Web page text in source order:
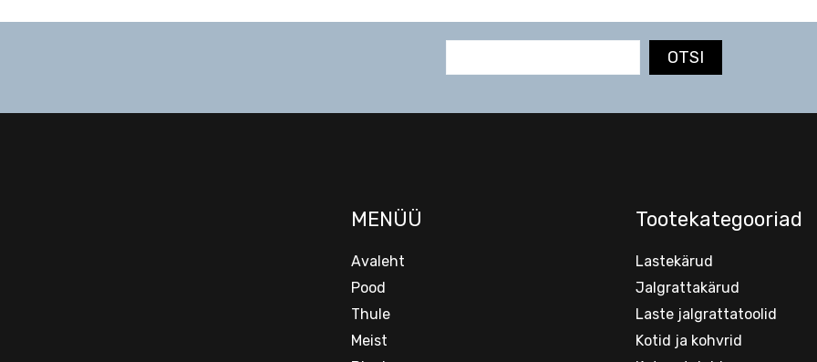
OTSI
MENÜÜ
Avaleht
Pood
Thule
Meist
Tootekategooriad
Lastekärud
Jalgrattakärud
Laste jalgrattatoolid
Kotid ja kohvrid